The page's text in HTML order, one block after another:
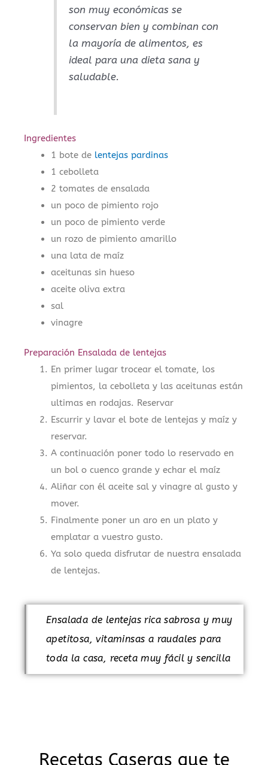
son muy económicas se
conservan bien y combinan con
la mayoría de alimentos, es
ideal para una dieta sana y
saludable.
Ingredientes
1 bote de lentejas pardinas
1 cebolleta
2 tomates de ensalada
un poco de pimiento rojo
un poco de pimiento verde
un rozo de pimiento amarillo
una lata de maíz
aceitunas sin hueso
aceite oliva extra
sal
vinagre
Preparación Ensalada de lentejas
En primer lugar trocear el tomate, los
pimientos, la cebolleta y las aceitunas están
ultimas en rodajas. Reservar
Escurrir y lavar el bote de lentejas y maíz y
reservar.
A continuación poner todo lo reservado en
un bol o cuenco grande y echar el maíz
Aliñar con él aceite sal y vinagre al gusto y
mover.
Finalmente poner un aro en un plato y
emplatar a vuestro gusto.
Ya solo queda disfrutar de nuestra ensalada
de lentejas.
Ensalada de lentejas rica sabrosa y muy
apetitosa, vitaminsas a raudales para
toda la casa, receta muy fácil y sencilla
Recetas Caseras que te